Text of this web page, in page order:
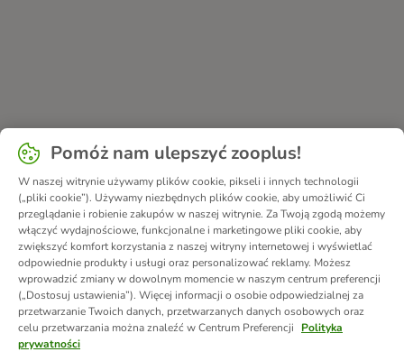
Pomóż nam ulepszyć zooplus!
W naszej witrynie używamy plików cookie, pikseli i innych technologii
(„pliki cookie”). Używamy niezbędnych plików cookie, aby umożliwić Ci
przeglądanie i robienie zakupów w naszej witrynie. Za Twoją zgodą możemy
włączyć wydajnościowe, funkcjonalne i marketingowe pliki cookie, aby
zwiększyć komfort korzystania z naszej witryny internetowej i wyświetlać
odpowiednie produkty i usługi oraz personalizować reklamy. Możesz
wprowadzić zmiany w dowolnym momencie w naszym centrum preferencji
(„Dostosuj ustawienia”). Więcej informacji o osobie odpowiedzialnej za
przetwarzanie Twoich danych, przetwarzanych danych osobowych oraz
celu przetwarzania można znaleźć w Centrum Preferencji
Polityka
prywatności